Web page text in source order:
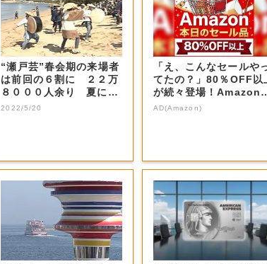
“瀬戸芸”春会期の来場者
は前回の６割に ２２万
８０００人余り 夏に期
待【香川】
2022/5/20
「え、こんなセールや
てたの？」80％OFF以
が続々登場！Amazon
本気が...
AD(Amazon)